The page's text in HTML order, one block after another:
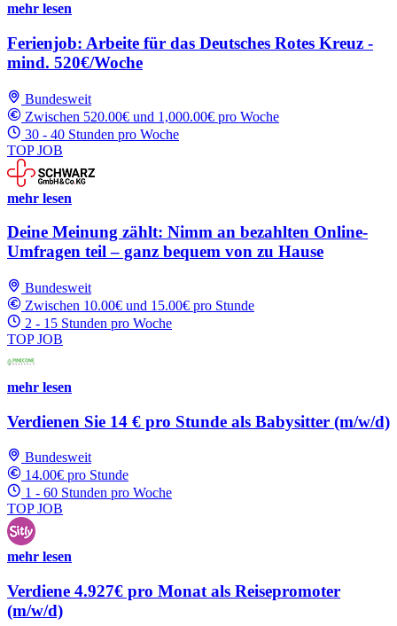
mehr lesen
Ferienjob: Arbeite für das Deutsches Rotes Kreuz -
mind. 520€/Woche
Bundesweit
Zwischen 520.00€ und 1,000.00€ pro Woche
30 - 40 Stunden pro Woche
TOP JOB
mehr lesen
Deine Meinung zählt: Nimm an bezahlten Online-
Umfragen teil – ganz bequem von zu Hause
Bundesweit
Zwischen 10.00€ und 15.00€ pro Stunde
2 - 15 Stunden pro Woche
TOP JOB
mehr lesen
Verdienen Sie 14 € pro Stunde als Babysitter (m/w/d)
Bundesweit
14.00€ pro Stunde
1 - 60 Stunden pro Woche
TOP JOB
mehr lesen
Verdiene 4.927€ pro Monat als Reisepromoter
(m/w/d)